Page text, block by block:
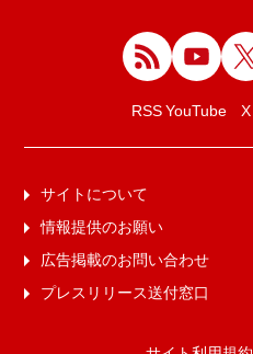
RSSYouTube X
サイトについて
情報提供のお願い
広告掲載のお問い合わせ
プレスリリース送付窓口